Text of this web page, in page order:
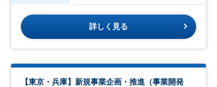
詳しく見る
【東京・兵庫】新規事業企画・推進（事業開発